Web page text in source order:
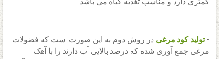
• تولید کود مرغی در روش دوم به این صورت است که فضولات
مرغی جمع آوری شده که درصد بالایی آب دارند را با آهک